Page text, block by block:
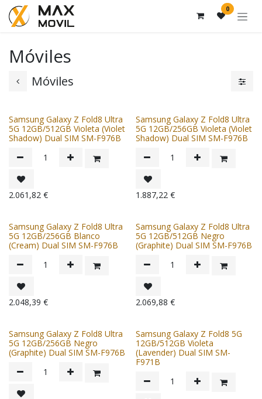
Ir al contenido 0
Móviles
Móviles
Samsung Galaxy Z Fold8 Ultra
5G 12GB/512GB Violeta (Violet
Shadow) Dual SIM SM-F976B
2.061,82 €
Samsung Galaxy Z Fold8 Ultra
5G 12GB/256GB Violeta (Violet
Shadow) Dual SIM SM-F976B
1.887,22 €
Samsung Galaxy Z Fold8 Ultra
5G 12GB/256GB Blanco
(Cream) Dual SIM SM-F976B
2.048,39 €
Samsung Galaxy Z Fold8 Ultra
5G 12GB/512GB Negro
(Graphite) Dual SIM SM-F976B
2.069,88 €
Samsung Galaxy Z Fold8 Ultra
5G 12GB/256GB Negro
(Graphite) Dual SIM SM-F976B
Samsung Galaxy Z Fold8 5G
12GB/512GB Violeta
(Lavender) Dual SIM SM-
F971B